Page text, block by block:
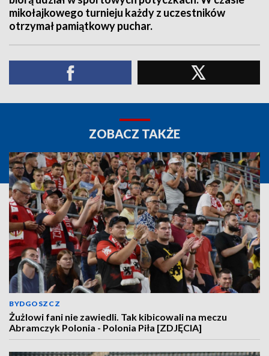
mikołajkowego turnieju każdy z uczestników
otrzymał pamiątkowy puchar.
ZOBACZ TAKŻE
BYDGOSZCZ
Żużlowi fani nie zawiedli. Tak kibicowali na meczu
Abramczyk Polonia - Polonia Piła [ZDJĘCIA]